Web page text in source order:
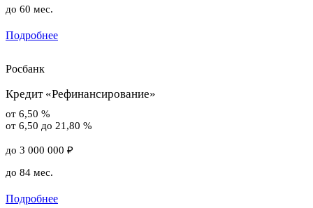
до 60 мес.
Подробнее
Росбанк
Кредит «Рефинансирование»
от 6,50 %
от 6,50 до 21,80 %
до 3 000 000 ₽
до 84 мес.
Подробнее